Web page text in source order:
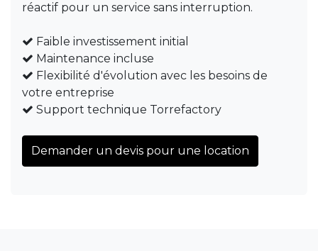
réactif pour un service sans interruption.
Faible investissement initial
Maintenance incluse
Flexibilité d'évolution avec les besoins de
votre entreprise
Support technique Torrefactory
Demander un devis pour une location